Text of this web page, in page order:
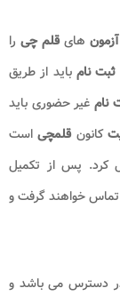
آزمون هایقلم چی را
ثبت نامباید از طریق
نام غیر حضوری باید
کانونقلمچی است
کرد. پس از تکمیل
خواهند گرفت و
دسترس می باشد و